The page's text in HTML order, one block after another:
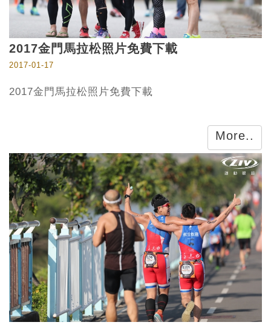
2017金門馬拉松照片免費下載
2017-01-17
2017金門馬拉松照片免費下載
More..